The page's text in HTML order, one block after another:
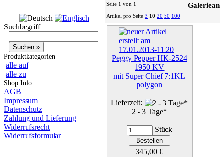
Suchbegriff
Produktkategorien
alle auf
alle zu
Shop Info
AGB
Impressum
Datenschutz
Zahlung und Lieferung
Widerrufsrecht
Widerrufsformular
Seite 1 von 1
Artikel pro Seite 3 10 20 50 100
Peggy Pepper HK-2524
1950 KV
mit Super Chief 7:1KL
polygon
Lieferzeit:
2 - 3 Tage*
Stück
345,00 €